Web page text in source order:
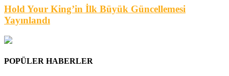
Hold Your King’in İlk Büyük Güncellemesi
Yayınlandı
POPÜLER HABERLER